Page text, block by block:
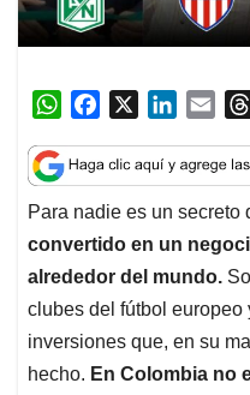
W
a
t
s
A
p
p
c
e
b
o
o
k
n
k
e
d
I
n
a
i
l
Para nadie es un secreto
convertido en un
alrededor del mundo.
clubes del fútbol
inversiones que, en su
hecho. En Colombia no